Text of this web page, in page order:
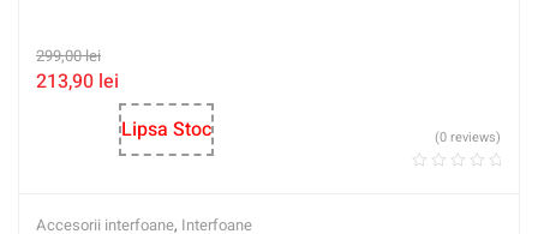
299,00lei
213,90 lei
Lipsa Stoc
(0 reviews)
Accesorii interfoane, Interfoane